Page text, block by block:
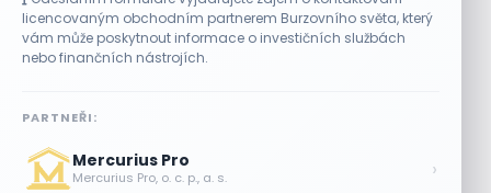
licencovaným obchodním partnerem Burzovního světa, který
vám může poskytnout informace o investičních službách
nebo finančních nástrojích.
PARTNEŘI:
Mercurius Pro
Mercurius Pro, o. c. p., a. s. ›
Akciové trhy
Akontace
(AUV)
Alokace
Alokace (IPO)
Krátký klient
Křížový kurz
Kurz cenného papíru